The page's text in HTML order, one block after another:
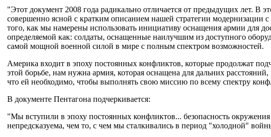
"Этот документ 2008 года радикально отличается от предыдущих лет. В
совершенно ясной с кратким описанием нашей стратегии модернизации
того, как мы намерены использовать инициативу оснащения армии для
определяемой как: солдаты, оснащенные наилучшим из доступного
самой мощной военной силой в мире с полным спектром возможностей.
Америка входит в эпоху постоянных конфликтов, которые продолжат
этой борьбе, нам нужна армия, которая оснащена для дальних расстояний,
что ей необходимо, чтобы выполнять свою миссию по всему спектру
В документе Пентагона подчеркивается:
"Мы вступили в эпоху постоянных конфликтов... безопасность окружения
непредсказуема, чем то, с чем мы сталкивались в период "холодной"